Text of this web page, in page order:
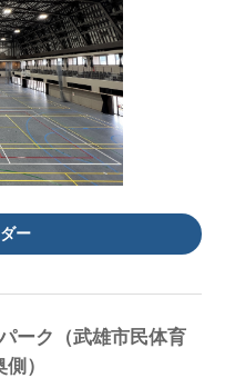
ー
ーク（武雄市民体育
）